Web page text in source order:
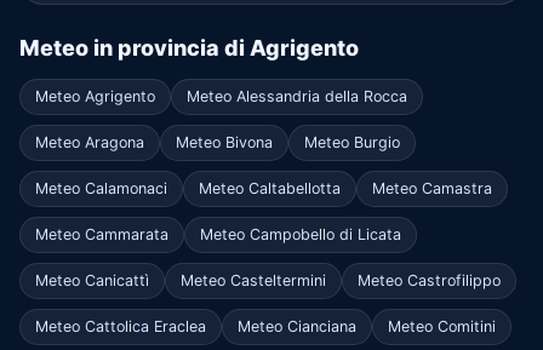
Meteo in provincia di Agrigento
Meteo Agrigento Meteo Alessandria della Rocca
Meteo Aragona Meteo Bivona Meteo Burgio
Meteo Calamonaci Meteo Caltabellotta Meteo Camastra
Meteo Cammarata Meteo Campobello di Licata
Meteo Canicattì Meteo Casteltermini Meteo Castrofilippo
Meteo Cattolica Eraclea Meteo Cianciana Meteo Comitini